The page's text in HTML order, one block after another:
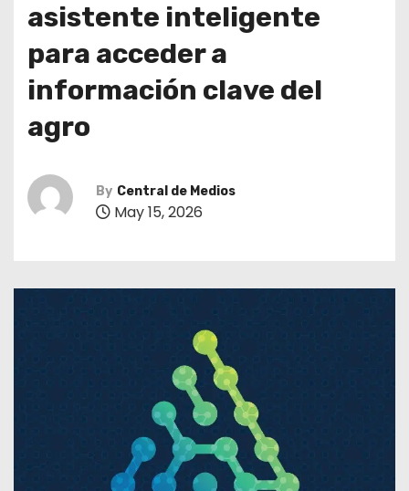
asistente inteligente
para acceder a
información clave del
agro
By Central de Medios
May 15, 2026